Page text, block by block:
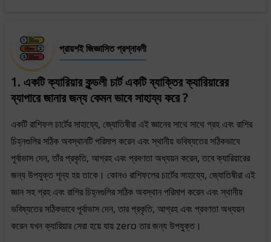
প্রায়শই জিজ্ঞাসিত প্রশ্নাবলী
1. একটি ক্যারিয়ার কুন্ডলী চার্ট একটি ব্যাক্তির ক্যারিয়ারের
ব্যাপারে জানার জন্য কেমন ভাবে সাহায্য করে ?
একটি রাশিফল ​​চার্টের সাহায্যে, জ্যোতিষীরা এই জ্ঞানের সাথে সাথে গ্রহ এবং রাশির
চিহ্নগুলির সঠিক অবস্থানটি পরিমাপ করেন এবং স্থানীয় ভবিষ্যতের সঠিকভাবে
পূর্বাভাস দেন, তাঁর প্রকৃতি, আগ্রহ এবং প্রবণতা অধ্যয়ন করেন, তবে ক্যারিয়ারের
জন্য উপযুক্ত শূন্য হয় তাকে। কোনও রাশিফলের চার্টের সাহায্যে, জ্যোতিষীরা এই
জ্ঞান সহ গ্রহ এবং রাশির চিহ্নগুলির সঠিক অবস্থান পরিমাপ করেন এবং স্থানীয়
ভবিষ্যতের সঠিকভাবে পূর্বাভাস দেন, তার প্রকৃতি, আগ্রহ এবং প্রবণতা অধ্যয়ন
করেন যখন ক্যারিয়ার সেরা হয়ে যায় zero তার জন্য উপযুক্ত।